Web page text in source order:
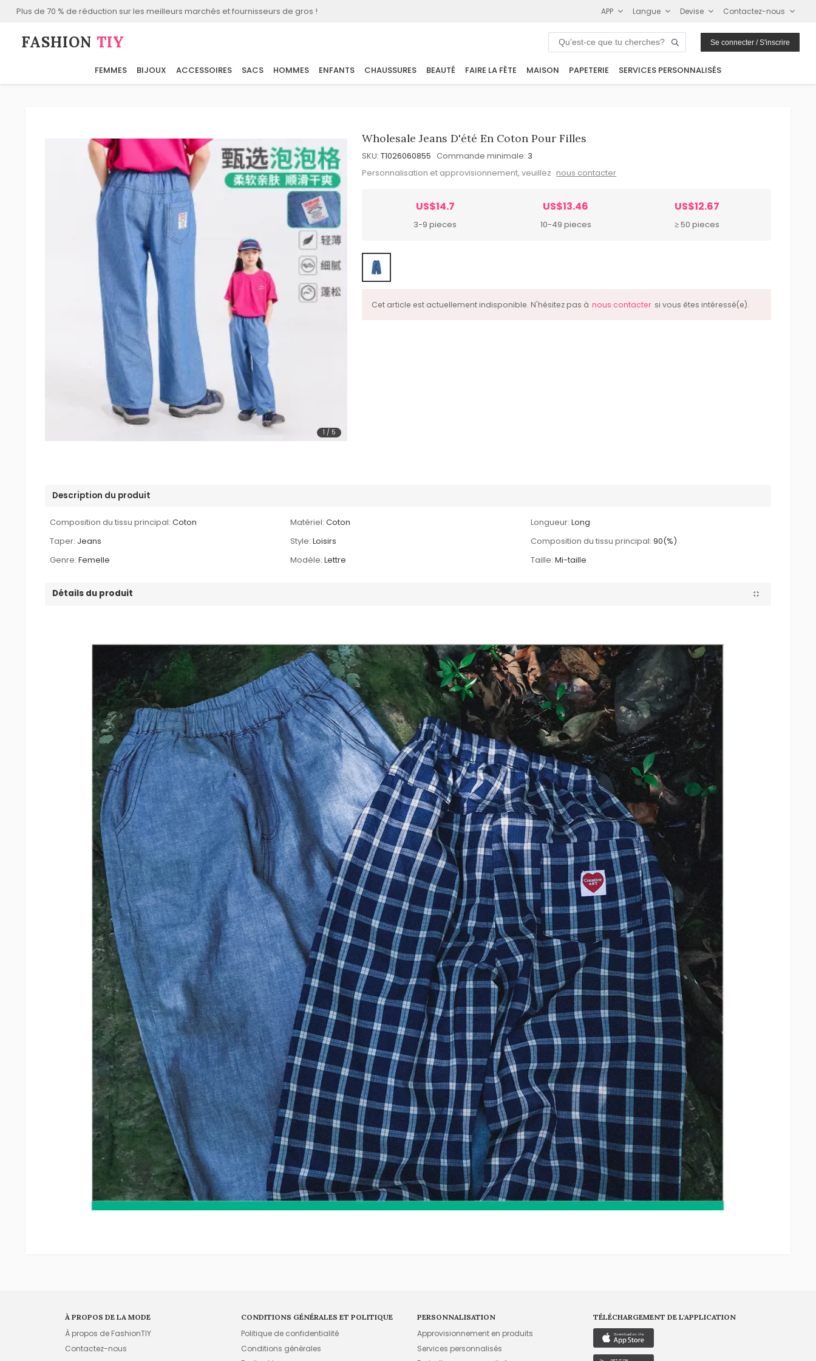
Plus de 70 % de réduction sur les meilleurs marchés et fournisseurs de gros ! APP Langue Devise Contactez-nous
FASHION⁠ TIY Se connecter / S'inscrire
FEMMES BIJOUX ACCESSOIRES SACS HOMMES ENFANTS CHAUSSURES BEAUTÉ FAIRE LA FÊTE MAISON PAPETERIE SERVICES PERSONNALISÉS
1 / 5
Wholesale Jeans D'été En Coton Pour Filles
SKU: T1026060855 Commande minimale: 3
Personnalisation et approvisionnement, veuillez nous contacter
US$14.7
3-9 pieces
US$13.46
10-49 pieces
US$12.67
≥ 50 pieces
Cet article est actuellement indisponible. N'hésitez pas à nous contacter si vous êtes intéressé(e).
Description du produit
Composition du tissu principal: Coton Matériel: Coton Longueur: Long
Taper: Jeans Style: Loisirs Composition du tissu principal: 90(%)
Genre: Femelle Modèle: Lettre Taille: Mi-taille
Détails du produit
À PROPOS DE LA MODE
À propos de FashionTIY
Contactez-nous
CONDITIONS GÉNÉRALES ET POLITIQUE
Politique de confidentialité
Conditions générales
PERSONNALISATION
Approvisionnement en produits
Services personnalisés
TÉLÉCHARGEMENT DE L'APPLICATION